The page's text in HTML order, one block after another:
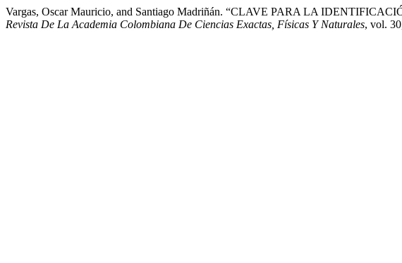
Vargas, Oscar Mauricio, and Santiago Madriñán. “CLAVE PARA LA
Revista De La Academia Colombiana De Ciencias Exactas, Físicas Y Naturales, vol.